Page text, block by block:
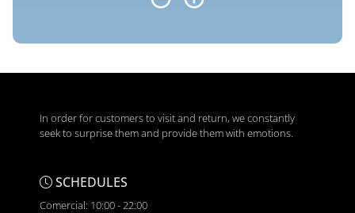
In order for customers to visit and return, we constantly
seek to surprise them and provide them with emotions.
SCHEDULES
Comercial: 10:00 - 22:00